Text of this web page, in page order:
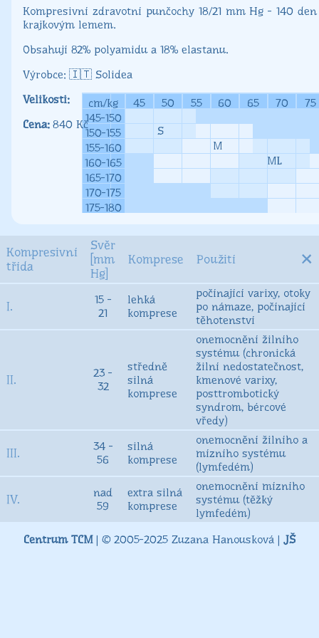
Kompresivní zdravotní punčochy 18/21 mm Hg - 140
krajkovým lemem.
Obsahují 82% polyamidu a 18% elastanu.
Solidea
cm/kg 45 50 55 60 65 70
75
145-150
150-155
S
155-160
M
160-165
ML
165-170
170-175
175-180
Velikosti:
840
Kompresivní
třída
Svěr
[mm
Hg]
Komprese ×
Použití
I.
15 -
21
lehká
komprese
počínající varixy, otoky
po námaze, počínající
těhotenství
II.
23 -
32
středně
silná
komprese
onemocnění žilního
systému (chronická
žilní nedostatečnost,
kmenové varixy,
posttrombotický
syndrom, bércové
vředy)
III.
34 -
56
silná
komprese
onemocnění žilního a
mízního systému
(lymfedém)
IV.
nad
59
extra silná
komprese
onemocnění mízního
systému (těžký
lymfedém)
krémy
gely
Centrum TCM| © 2005-2025 Zuzana Hanousková | JŠ